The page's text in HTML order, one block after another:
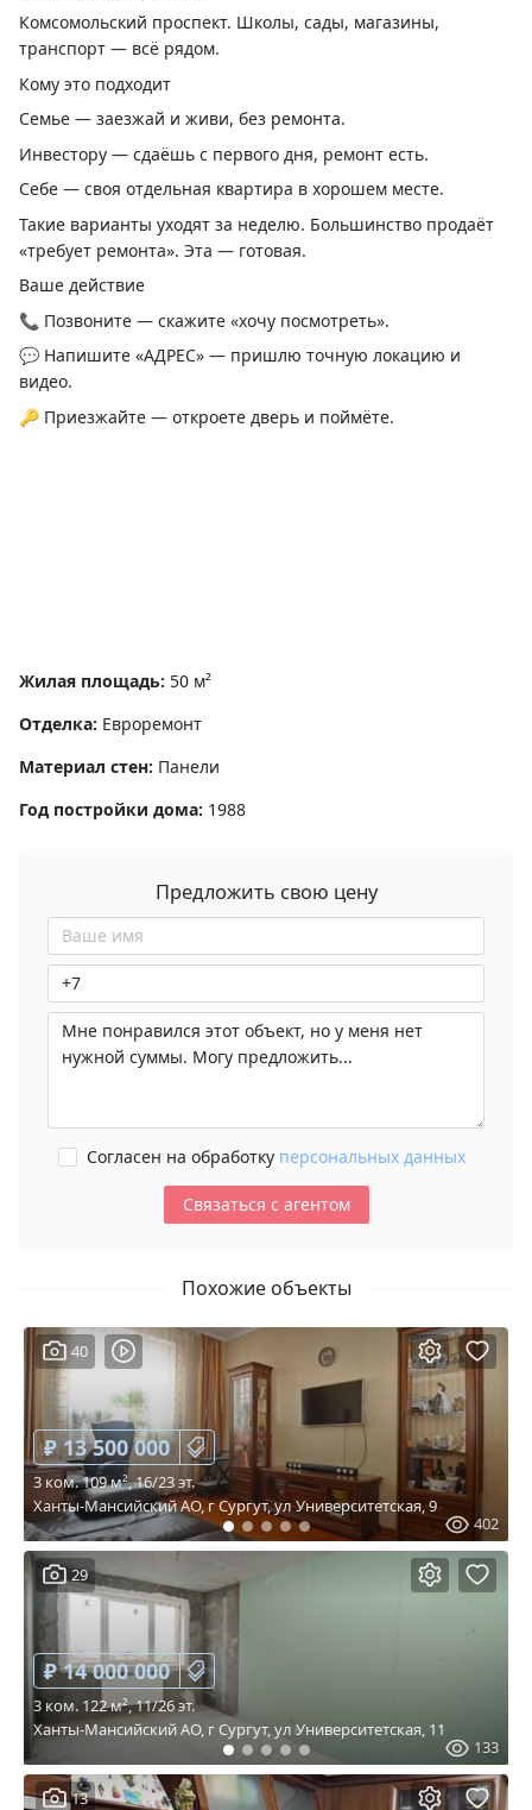
Комсомольский проспект. Школы, сады, магазины,
транспорт — всё рядом.
Кому это подходит
Семье — заезжай и живи, без ремонта.
Инвестору — сдаёшь с первого дня, ремонт есть.
Себе — своя отдельная квартира в хорошем месте.
Такие варианты уходят за неделю. Большинство продаёт
«требует ремонта». Эта — готовая.
Ваше действие
📞 Позвоните — скажите «хочу посмотреть».
💬 Напишите «АДРЕС» — пришлю точную локацию и
видео.
🔑 Приезжайте — откроете дверь и поймёте.
Жилая площадь: 50 м²
Отделка: Евроремонт
Материал стен: Панели
Год постройки дома: 1988
Предложить свою цену
Согласен на обработку персональных данных
Связаться с агентом
Похожие объекты
40
402
₽ 13 500 000
3 ком. 109 м², 16/23 эт.
Ханты-Мансийский АО, г Сургут, ул Университетская, 9
29
133
₽ 14 000 000
3 ком. 122 м², 11/26 эт.
Ханты-Мансийский АО, г Сургут, ул Университетская, 11
13